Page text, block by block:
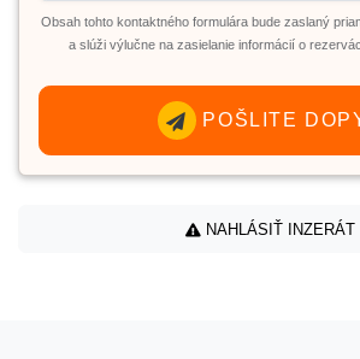
Obsah tohto kontaktného formulára bude zaslaný
a slúži výlučne na zasielanie informácií o
POŠLITE
NAHLÁSIŤ INZERÁT